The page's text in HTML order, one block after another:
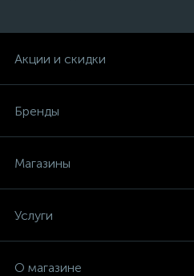
Акции и скидки
Бренды
Магазины
Услуги
О магазине